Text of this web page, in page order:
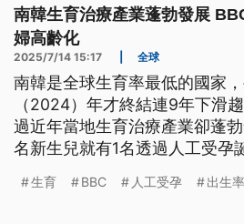
南韓生育治療產業蓬勃發展
婦高齡化
2025/7/14 15:17 全球
南韓是全球生育率最低的國家
（2024）年才終結連9年下滑
過近年當地生育治療產業卻蓬
名新生兒就有1名透過人工受孕
力，無法負擔生養兒女費用；
生育 BBC 人工受孕 出生率